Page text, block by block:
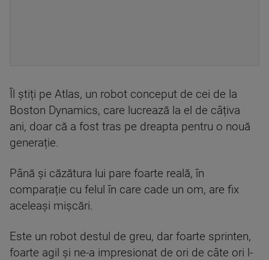
Îl știți pe Atlas, un robot conceput de cei de la
Boston Dynamics, care lucrează la el de câțiva
ani, doar că a fost tras pe dreapta pentru o nouă
generație.
Până și căzătura lui pare foarte reală, în
comparație cu felul în care cade un om, are fix
aceleași mișcări.
Este un robot destul de greu, dar foarte sprinten,
foarte agil și ne-a impresionat de ori de câte ori l-